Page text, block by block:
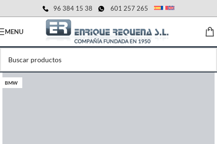
96 384 15 38 601 257 265
MENU
BMW